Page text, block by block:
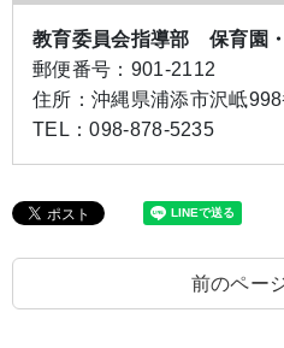
教育委員会指導部 保育園
郵便番号： 901-2112
住所： 沖縄県浦添市沢岻
TEL：098-878-5235
前のペー